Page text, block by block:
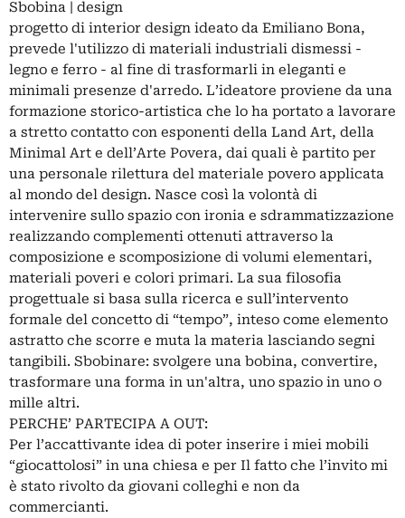
Sbobina | design
progetto di interior design ideato da Emiliano Bona,
prevede l'utilizzo di materiali industriali dismessi -
legno e ferro - al fine di trasformarli in eleganti e
minimali presenze d'arredo. L’ideatore proviene da una
formazione storico-artistica che lo ha portato a lavorare
a stretto contatto con esponenti della Land Art, della
Minimal Art e dell’Arte Povera, dai quali è partito per
una personale rilettura del materiale povero applicata
al mondo del design. Nasce così la volontà di
intervenire sullo spazio con ironia e sdrammatizzazione
realizzando complementi ottenuti attraverso la
composizione e scomposizione di volumi elementari,
materiali poveri e colori primari. La sua filosofia
progettuale si basa sulla ricerca e sull’intervento
formale del concetto di “tempo”, inteso come elemento
astratto che scorre e muta la materia lasciando segni
tangibili. Sbobinare: svolgere una bobina, convertire,
trasformare una forma in un'altra, uno spazio in uno o
mille altri.
PERCHE’ PARTECIPA A OUT:
Per l’accattivante idea di poter inserire i miei mobili
“giocattolosi” in una chiesa e per Il fatto che l’invito mi
è stato rivolto da giovani colleghi e non da
commercianti.